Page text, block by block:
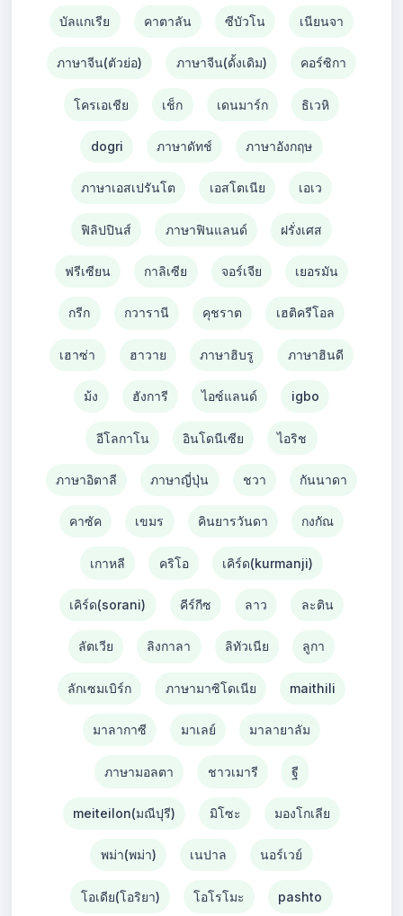
บัลแกเรีย คาตาลัน ซีบัวโน เนียนจา
ภาษาจีน(ตัวย่อ) ภาษาจีน(ดั้งเดิม) คอร์ซิกา
โครเอเชีย เช็ก เดนมาร์ก ธิเวหิ
dogri ภาษาดัทช์ ภาษาอังกฤษ
ภาษาเอสเปรันโต เอสโตเนีย เอเว
ฟิลิปปินส์ ภาษาฟินแลนด์ ฝรั่งเศส
ฟรีเซียน กาลิเซีย จอร์เจีย เยอรมัน
กรีก กวารานี คุชราต เฮติครีโอล
เฮาซ่า ฮาวาย ภาษาฮิบรู ภาษาฮินดี
ม้ง ฮังการี ไอซ์แลนด์ igbo
อีโลกาโน อินโดนีเซีย ไอริช
ภาษาอิตาลี ภาษาญี่ปุ่น ชวา กันนาดา
คาซัค เขมร คินยารวันดา กงกัณ
เกาหลี คริโอ เคิร์ด(kurmanji)
เคิร์ด(sorani) คีร์กีซ ลาว ละติน
ลัตเวีย ลิงกาลา ลิทัวเนีย ลูกา
ลักเซมเบิร์ก ภาษามาซิโดเนีย maithili
มาลากาซี มาเลย์ มาลายาลัม
ภาษามอลตา ชาวเมารี ฐี
meiteilon(มณีปุรี) มิโซะ มองโกเลีย
พม่า(พม่า) เนปาล นอร์เวย์
โอเดีย(โอริยา) โอโรโมะ pashto